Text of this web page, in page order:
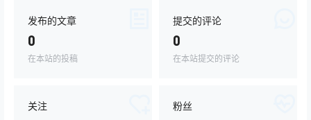
发布的文章
0
在本站的投稿
提交的评论
0
在本站提交的评论
关注 粉丝